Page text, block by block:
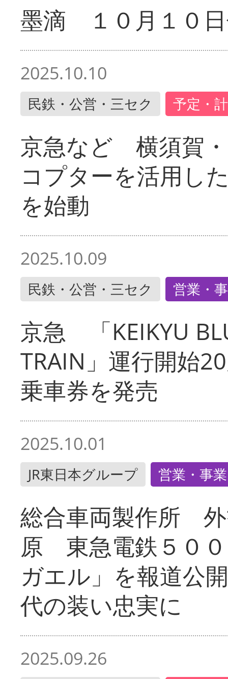
墨滴 １０月１０
2025.10.10
民鉄・公営・三セク 予定・
京急など 横須賀
コプターを活用し
を始動
2025.10.09
民鉄・公営・三セク 営業・
京急 「KEIKYU
TRAIN」運行開始
乗車券を発売
2025.10.01
JR東日本グループ 営業・事
総合車両製作所
原 東急電鉄５０
ガエル」を報道公
代の装い忠実に
2025.09.26